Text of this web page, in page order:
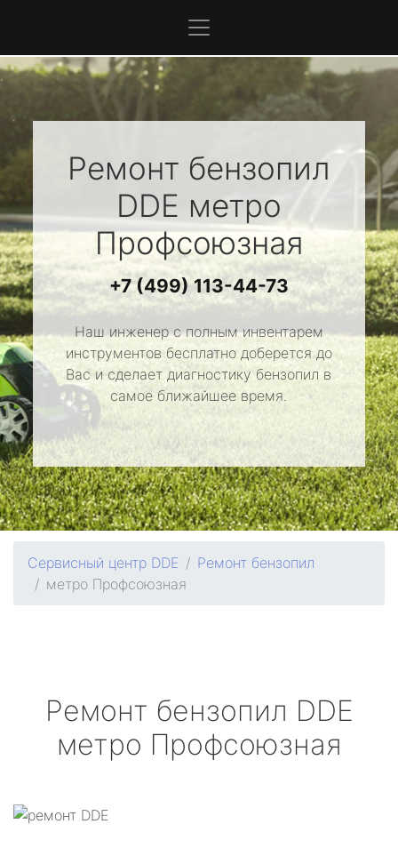
Ремонт бензопил
DDE метро
Профсоюзная
+7 (499) 113-44-73
Наш инженер с полным инвентарем
инструментов бесплатно доберется до
Вас и сделает диагностику бензопил в
самое ближайшее время.
Сервисный центр DDE
Ремонт бензопил
метро Профсоюзная
Ремонт бензопил DDE
метро Профсоюзная